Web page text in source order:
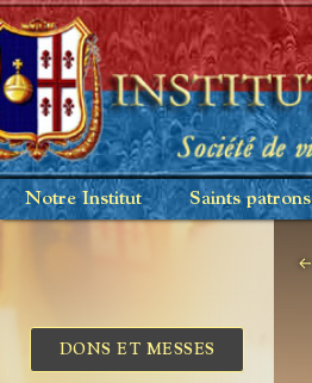
Notre Institut Saints patrons
DONS ET MESSES
←